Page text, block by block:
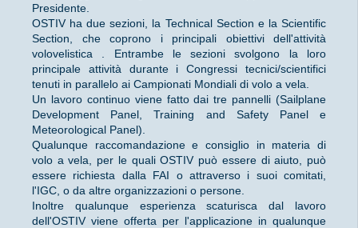
Presidente.
OSTIV ha due sezioni, la Technical Section e la Scientific
Section, che coprono i principali obiettivi dell'attività
volovelistica . Entrambe le sezioni svolgono la loro
principale attività durante i Congressi tecnici/scientifici
tenuti in parallelo ai Campionati Mondiali di volo a vela.
Un lavoro continuo viene fatto dai tre pannelli (Sailplane
Development Panel, Training and Safety Panel e
Meteorological Panel).
Qualunque raccomandazione e consiglio in materia di
volo a vela, per le quali OSTIV può essere di aiuto, può
essere richiesta dalla FAI o attraverso i suoi comitati,
l'IGC, o da altre organizzazioni o persone.
Inoltre qualunque esperienza scaturisca dal lavoro
dell'OSTIV viene offerta per l'applicazione in qualunque